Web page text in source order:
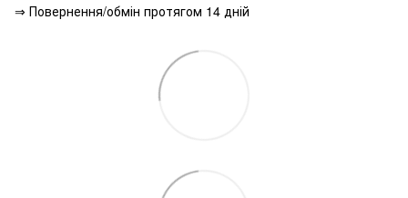
⇒ Повернення/обмін протягом 14 дній